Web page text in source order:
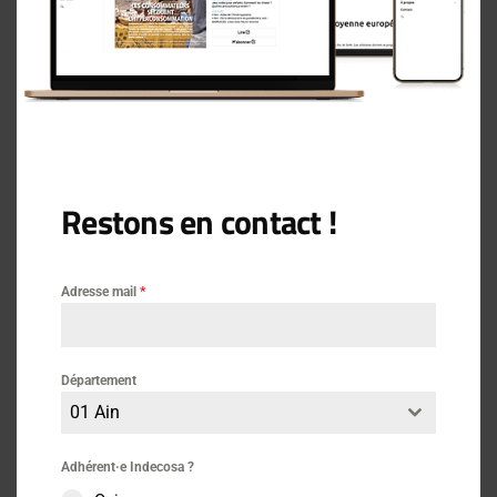
Pièces-jointes :
Lire aussi
Dossier Santé
Restons en contact !
Adresse mail *
Département
01 Ain
Adhérent·e Indecosa ?